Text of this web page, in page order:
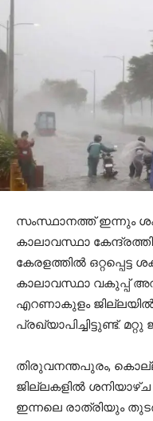
സംസ്ഥാനത്ത് ഇന്നും
കാലാവസ്ഥാ
കേരളത്തിൽ
കാലാവസ്ഥാ വകുപ്പ്
എറണാകുളം
പ്രഖ്യാപിച്ചിട്ടുണ്ട്.
തിരുവനന്തപുരം,
ജില്ലകളിൽ ശനിയാഴ്ച
ഇന്നലെ രാത്രിയും